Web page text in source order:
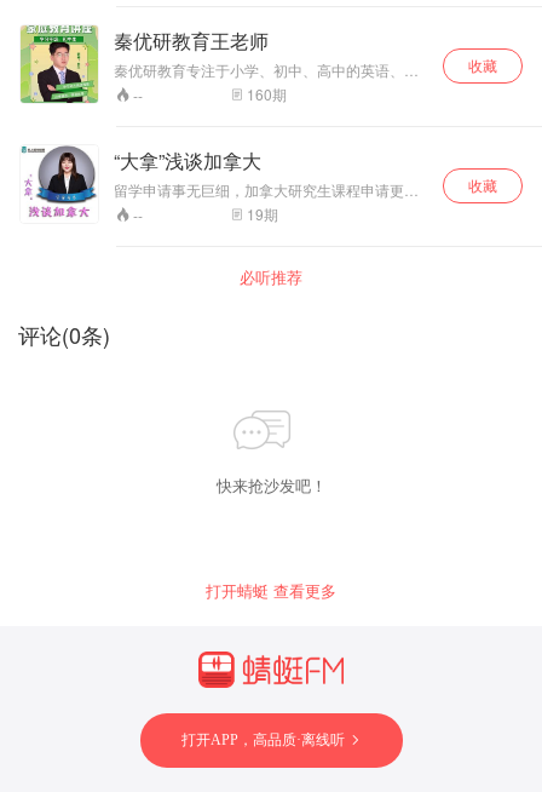
塑性，帮你提升自己声音的魅力值，为你的声音
挖掘商业价值创造最大可能。课程精粹凝炼，不
故弄玄虚，不刻意晦涩，单刀直入，快捷高效掌
握关键知识点。 【适合谁听】 配音、主持、朗
诵、演讲爱好者，以及直播主播、电台播音、婚
主持人、配音师或者其他声音职业，这门课都会
给你专业的助力。 【课程模块】 本讲座分别从用
声习惯、发声方法、方言克服、吐字归音、声音
共鸣、气息技巧、情感表达、平时练习等几个模
秦优研教育王老师
秦优研教育专注于小学、初中、高中的英语、数
学、语文等科目的补习、培优与拔高。本校成立
于2014年6月，至今已有10多年办学经验。优研
伍，专注于小、初、高考试教学，平均教龄6年，
均为优研教育全职教师，办学10多年来，历届学
子均根据知识基础进行分层教学、因材施教，培
养了大批学子考入理想学校。我们的教学质量和
教学成果得到学生、家长一致认可。
-- 160期
收藏
“大拿”浅谈加拿大
留学申请事无巨细，加拿大研究生课程申请更是
一件需要长期规划的事情。申请时间、申请条
件、申请类型，包括研究生学位的类型，都是需
-- 19期
收藏
必听推荐
评论(0条)
快来抢沙发吧！
打开蜻蜓 查看更多
打开APP，高品质·离线听